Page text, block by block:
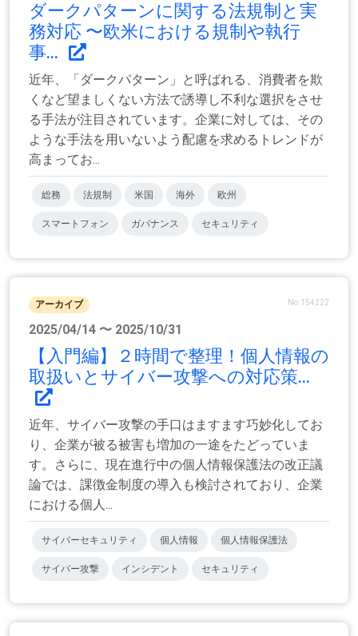
ダークパターンに関する法規制と実
務対応 〜欧米における規制や執行
事...
近年、「ダークパターン」と呼ばれる、消費者を欺
くなど望ましくない方法で誘導し不利な選択をさせ
る手法が注目されています。企業に対しては、その
ような手法を用いないよう配慮を求めるトレンドが
高まってお...
総務 法規制 米国 海外 欧州
スマートフォン ガバナンス セキュリティ
アーカイブ No.154222
2025/04/14 〜 2025/10/31
【入門編】２時間で整理！個人情報の
取扱いとサイバー攻撃への対応策...
近年、サイバー攻撃の手口はますます巧妙化してお
り、企業が被る被害も増加の一途をたどっていま
す。さらに、現在進行中の個人情報保護法の改正議
論では、課徴金制度の導入も検討されており、企業
における個人...
サイバーセキュリティ 個人情報 個人情報保護法
サイバー攻撃 インシデント セキュリティ